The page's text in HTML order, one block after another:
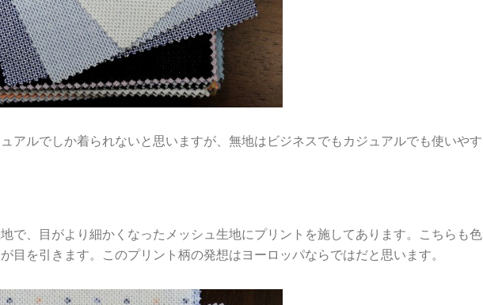
アルでしか着られないと思いますが、無地はビジネスでもカジュアルでも使いやす
で、目がより細かくなったメッシュ生地にプリントを施してあります。こちらも色
目を引きます。このプリント柄の発想はヨーロッパならではだと思います。